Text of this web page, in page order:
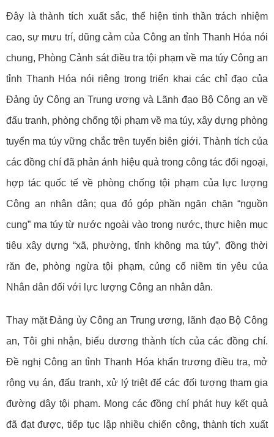
Đây là thành tích xuất sắc, thể hiện tinh thần trách nhiệm
cao, sự mưu trí, dũng cảm của Công an tỉnh Thanh Hóa nói
chung, Phòng Cảnh sát điều tra tội phạm về ma túy Công an
tỉnh Thanh Hóa nói riêng trong triển khai các chỉ đạo của
Đảng ủy Công an Trung ương và Lãnh đạo Bộ Công an về
đấu tranh, phòng chống tội phạm về ma túy, xây dựng phòng
tuyến ma túy vững chắc trên tuyến biên giới. Thành tích của
các đồng chí đã phản ánh hiệu quả trong công tác đối ngoại,
hợp tác quốc tế về phòng chống tội phạm của lực lượng
Công an nhân dân; qua đó góp phần ngăn chặn “nguồn
cung” ma túy từ nước ngoài vào trong nước, thực hiện mục
tiêu xây dựng “xã, phường, tỉnh không ma túy”, đồng thời
răn đe, phòng ngừa tội phạm, củng cố niềm tin yêu của
Nhân dân đối với lực lượng Công an nhân dân.
Thay mặt Đảng ủy Công an Trung ương, lãnh đạo Bộ Công
an, Tôi ghi nhận, biểu dương thành tích của các đồng chí.
Đề nghị Công an tỉnh Thanh Hóa khẩn trương điều tra, mở
rộng vụ án, đấu tranh, xử lý triệt để các đối tượng tham gia
đường dây tội phạm. Mong các đồng chí phát huy kết quả
đã đạt được, tiếp tục lập nhiều chiến công, thành tích xuất